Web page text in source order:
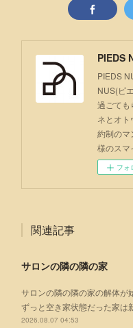
PIEDS
PIEDS
NUS(ピ
過ごて
ネとオ
約制のマ
様のス
フォ
関連記事
サロンの隣の隣の家
サロンの隣の隣の家の解体
ずっと空き家状態だった家は
2026.08.07 04:53